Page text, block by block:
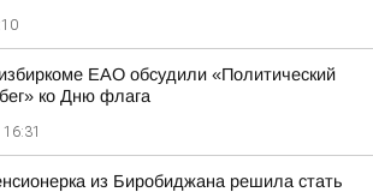
ЕАО обсудили «Политический
ко Дню флага
16:31
из Биробиджана решила стать